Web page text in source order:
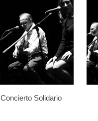
Concierto Solidario